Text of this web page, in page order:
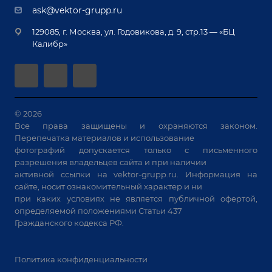
Документы
Специализированные решения для сварки
Позиционеры и вращатели
Машины контактной сварки
Универсальные зажимы
Системы аспирации
Станки лазерной резки
Решения для учебных заведений
Гарантия
автоматизации
ask@vektor-grupp.ru
129085, г. Москва, ул. Годовикова, д. 9, стр.13 — «БЦ
Калибр»
© 2026
Все права защищены и охраняются законом.
Перепечатка материалов и использование
фотографий допускается только с письменного
разрешения владельцев сайта и при наличии
активной ссылки наvektor-grupp.ru . Информация на
сайте, носит ознакомительный характер и ни
при каких условиях не является публичной офертой,
определяемой положениями Статьи 437
Гражданского кодекса РФ.
Политика конфиденциальности